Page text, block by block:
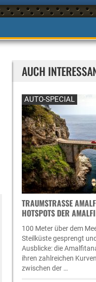
AUCH
AUTO-SPECIAL
TRAUMSTRASSE
OTSPOTS DER
100 Meter über dem
Steilküste gesprengt
Ausblicke: die
ihren zahlreichen
zwischen der …